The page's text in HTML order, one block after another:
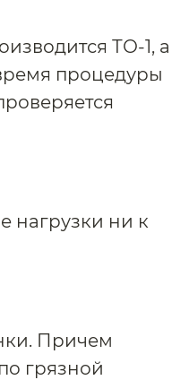
ТО-1, а
процедуры
нагрузки ни к
Причем
грязной